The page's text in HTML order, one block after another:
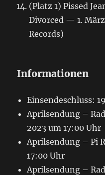
(Platz 1) Pissed
Divorced — 1.
Records)
Informationen
Einsendeschluss:
Aprilsendung –
2023 um 17:00 Uhr
Aprilsendung – Pi
17:00 Uhr
Aprilsendung –